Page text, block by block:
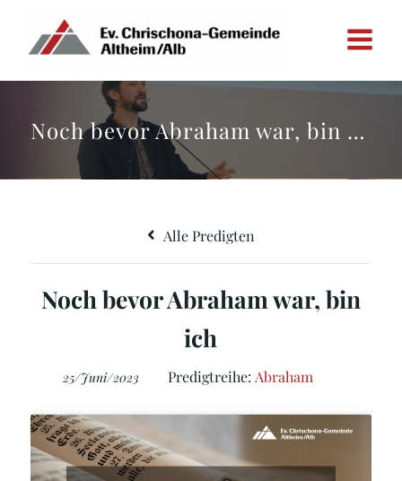
Inhalt
Noch bevor Abraham war, bin ich
Alle Predigten
Noch bevor Abraham war, bin
ich
25/Juni/2023 Predigtreihe: Abraham